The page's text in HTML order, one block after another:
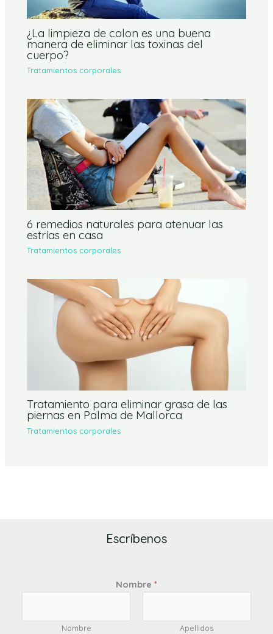
¿La limpieza de colon es una buena
manera de eliminar las toxinas del
cuerpo?
Tratamientos corporales
6 remedios naturales para atenuar las
estrías en casa
Tratamientos corporales
Tratamiento para eliminar grasa de las
piernas en Palma de Mallorca
Tratamientos corporales
Escríbenos
Nombre *
Nombre Apellidos